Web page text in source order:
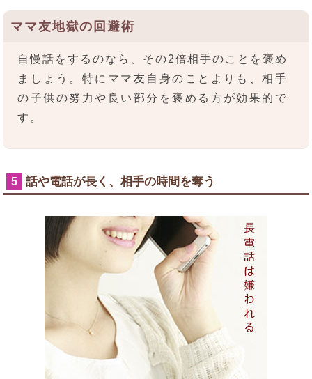
ママ友地獄の回避術
自慢話をするのなら、その2倍相手のことを褒め
ましょう。特にママ友自身のことよりも、相手
の子供の努力や良い部分を褒める方が効果的で
す。
5 話や電話が長く、相手の時間を奪う